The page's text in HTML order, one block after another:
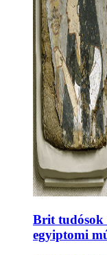
Brit tudósok
egyiptomi